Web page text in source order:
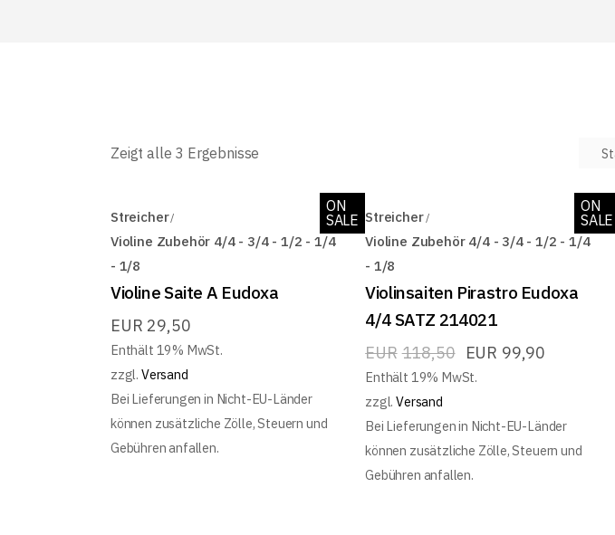
Zeigt alle 3 Ergebnisse
Streicher
Violine Zubehör 4/4 - 3/4 - 1/2 - 1/4
- 1/8
Violine Saite A Eudoxa
EUR 29,50
Enthält 19% MwSt.
zzgl. Versand
Bei Lieferungen in Nicht-EU-Länder
können zusätzliche Zölle, Steuern und
Gebühren anfallen.
ON
SALE Streicher
Violine Zubehör 4/4 - 3/4 - 1/2 - 1/4
- 1/8
Violinsaiten Pirastro Eudoxa
4/4 SATZ 214021
EUR 118,50 EUR 99,90
Enthält 19% MwSt.
zzgl.Versand
Bei Lieferungen in Nicht-EU-Länder
können zusätzliche Zölle, Steuern und
Gebühren anfallen.
ON
SALE